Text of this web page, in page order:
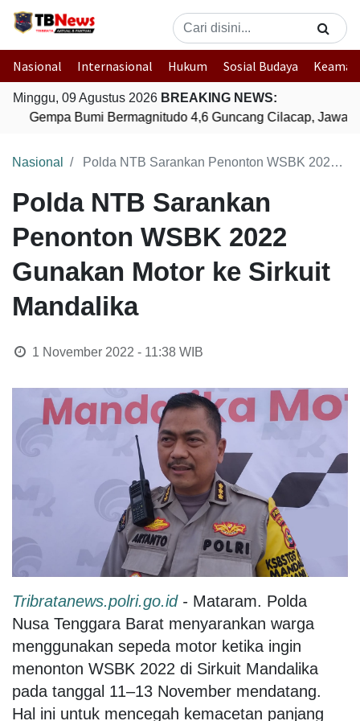
Nasional Internasional Hukum Sosial Budaya
Minggu, 09 Agustus 2026 BREAKING NEWS:
Gempa Bumi Bermagnitudo 4,6 Guncang Cilacap, Jawa
Nasional Polda NTB Sarankan Penonton WSBK 2022 Gunakan Motor ke Sirkuit Mandalika
Polda NTB Sarankan
Penonton WSBK 2022
Gunakan Motor ke Sirkuit
Mandalika
1 November 2022 - 11:38WIB
Tribratanews.polri.go.id- Mataram. Polda
Nusa Tenggara Barat menyarankan warga
menggunakan sepeda motor ketika ingin
menonton WSBK 2022 di Sirkuit Mandalika
pada tanggal 11–13 November mendatang.
Hal ini untuk mencegah kemacetan panjang